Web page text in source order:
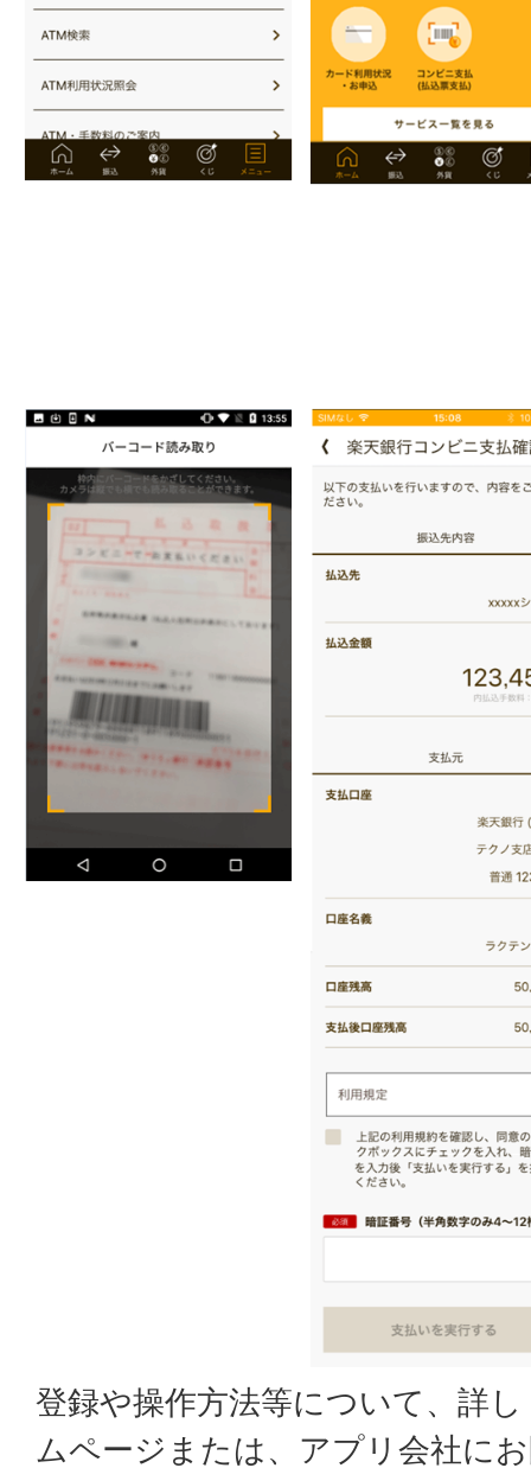
登録や操作方法等について、詳
ムページまたは、アプリ会社に